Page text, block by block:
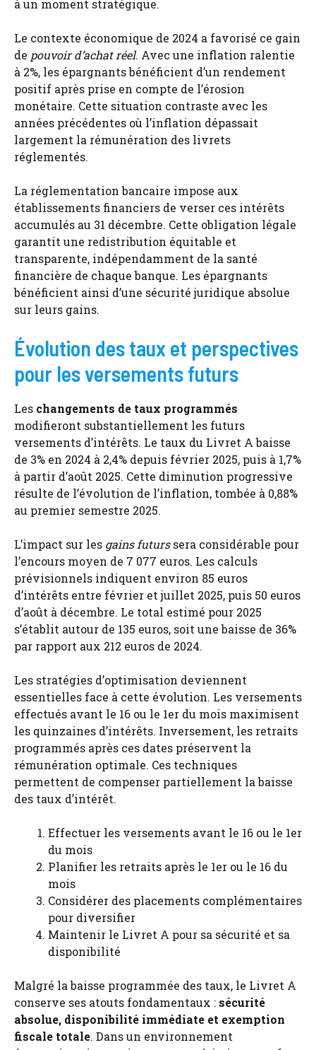
à un moment stratégique.
Le contexte économique de 2024 a favorisé ce gain
de pouvoir d’achat réel. Avec une inflation ralentie
à 2%, les épargnants bénéficient d’un rendement
positif après prise en compte de l’érosion
monétaire. Cette situation contraste avec les
années précédentes où l’inflation dépassait
largement la rémunération des livrets
réglementés.
La réglementation bancaire impose aux
établissements financiers de verser ces intérêts
accumulés au 31 décembre. Cette obligation légale
garantit une redistribution équitable et
transparente, indépendamment de la santé
financière de chaque banque. Les épargnants
bénéficient ainsi d’une sécurité juridique absolue
sur leurs gains.
Évolution des taux et perspectives
pour les versements futurs
Les changements de taux programmés
modifieront substantiellement les futurs
versements d’intérêts. Le taux du Livret A baisse
de 3% en 2024 à 2,4% depuis février 2025, puis à 1,7%
à partir d’août 2025. Cette diminution progressive
résulte de l’évolution de l’inflation, tombée à 0,88%
au premier semestre 2025.
L’impact sur les gains futurssera considérable pour
l’encours moyen de 7 077 euros. Les calculs
prévisionnels indiquent environ 85 euros
d’intérêts entre février et juillet 2025, puis 50 euros
d’août à décembre. Le total estimé pour 2025
s’établit autour de 135 euros, soit une baisse de 36%
par rapport aux 212 euros de 2024.
Les stratégies d’optimisation deviennent
essentielles face à cette évolution. Les versements
effectués avant le 16 ou le 1er du mois maximisent
les quinzaines d’intérêts. Inversement, les retraits
programmés après ces dates préservent la
rémunération optimale. Ces techniques
permettent de compenser partiellement la baisse
des taux d’intérêt.
Effectuer les versements avant le 16 ou le 1er
du mois
Planifier les retraits après le 1er ou le 16 du
mois
Considérer des placements complémentaires
pour diversifier
Maintenir le Livret A pour sa sécurité et sa
disponibilité
Malgré la baisse programmée des taux, le Livret A
conserve ses atouts fondamentaux : sécurité
absolue, disponibilité immédiate et exemption
fiscale totale. Dans un environnement